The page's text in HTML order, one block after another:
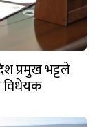
प्रमुख भट्टले
विधेयक